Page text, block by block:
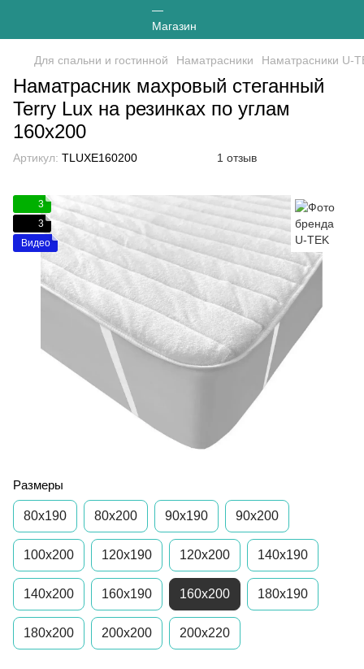
Для спальни и гостинной Наматрасники Наматрасники U-
Наматрасник махровый стеганный
Terry Lux на резинках по углам
160х200
Артикул: TLUXE160200 1 отзыв
3
3
Видео
Размеры
80х190 80x200 90x190 90x200
100x200 120x190 120х200 140x190
140x200 160х190 160х200 180x190
180x200 200x200 200x220